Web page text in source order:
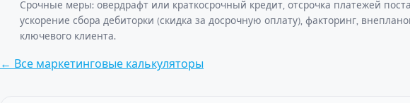
Срочные меры: овердрафт или краткосрочный кредит, отсрочка платежей
ускорение сбора дебиторки (скидка за досрочную оплату), факторинг,
ключевого клиента.
← Все маркетинговые калькуляторы